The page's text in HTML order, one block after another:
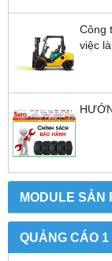
Công
việc
MODULE SẢN
QUẢNG CÁO 1